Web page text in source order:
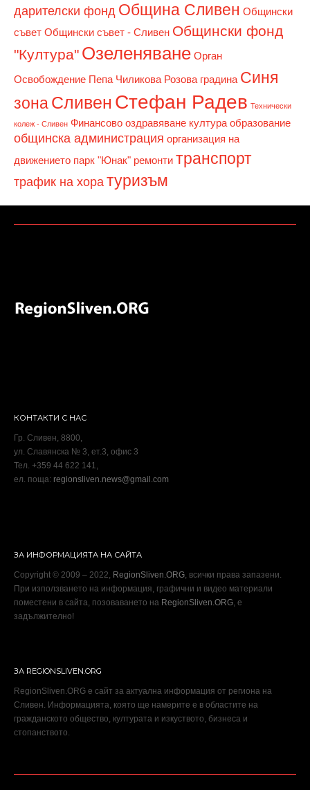
дарителски фонд Община Сливен Общински
съвет Общински съвет - Сливен Общински фонд
"Култура" Озеленяване Орган
Освобождение Пепа Чиликова Розова градина Синя
зонаСливен Стефан Радев Технически
колеж - Сливен Финансово оздравяване култура образование
общинска администрация организация на
движението парк "Юнак" ремонти транспорт
трафик на хора туризъм
КОНТАКТИ С НАС
Гр. Сливен, 8800,
ул. Славянска № 3, ет.3, офис 3
Тел. +359 44 622 141,
ел. поща: regionsliven.news@gmail.com
ЗА ИНФОРМАЦИЯТА НА САЙТА
Copyright © 2009 – 2022, RegionSliven.ORG, всички права запазени.
При използването на информация, графични и видео материали
поместени в сайта, позоваването на RegionSliven.ORG, е
задължително!
ЗА REGIONSLIVEN.ORG
RegionSliven.ORG е сайт за актуална информация от региона на
Сливен. Информацията, която ще намерите е в областите на
гражданското общество, културата и изкуството, бизнеса и
стопанството.